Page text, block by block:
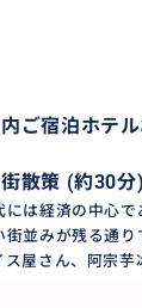
茶山下」は
ェで、西瓜ト
です。
ご宿泊ホテ
散策 (約30分)
には経済の中心
街並みが残る通り
ス屋さん、阿宗芋